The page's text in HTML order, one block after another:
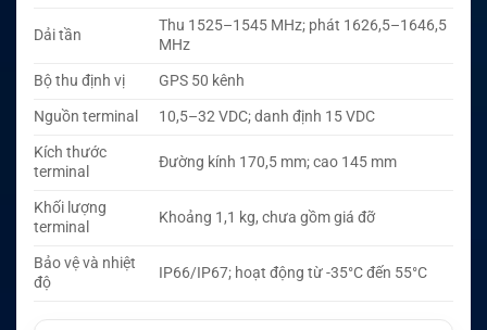
Dải tần
Thu 1525–1545 MHz; phát 1626,5–1646,5
MHz
Bộ thu định vị
GPS 50 kênh
Nguồn terminal
10,5–32 VDC; danh định 15 VDC
Kích thước
terminal
Đường kính 170,5 mm; cao 145 mm
Khối lượng
terminal
Khoảng 1,1 kg, chưa gồm giá đỡ
Bảo vệ và nhiệt
độ
IP66/IP67; hoạt động từ -35°C đến 55°C